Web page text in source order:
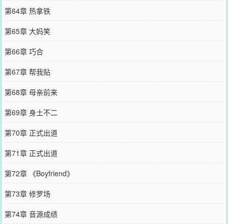
第64章 热拿铁
第65章 大妈笑
第66章 巧合
第67章 帮我贴
第68章 母亲前来
第69章 身土不二
第70章 正式出道
第71章 正式出道
第72章 《Boyfriend》
第73章 修罗场
第74章 音源成绩